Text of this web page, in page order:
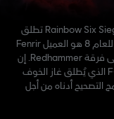
بينما تغطي الأفق سحب تنذر بسوء الحظ، فإن Rainbow Six Siege تطلق
عملية Dread Factor لطرد الظلام. أحدث عملائنا للعام 8 هو العميل Fenrir
الذي ينضم إلينا من جنوب السويد ويضيف قوته إلى فرقة Redhammer. إن
Fenrir شخص مبتكر حذر، معه لغم الخوف F-Natt الذي يُطلق غاز الخوف
التصحيح أدناه من أجل